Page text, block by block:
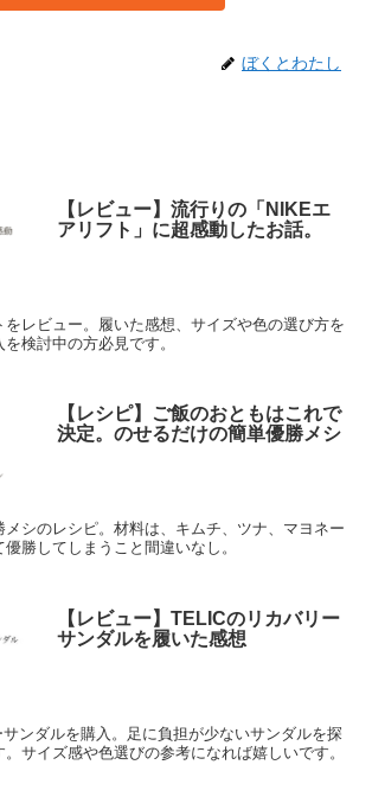
ぼくとわたし
【レビュー】流行りの「NIKEエ
アリフト」に超感動したお話。
レビュー。履いた感想、サイズや色の選び方を
検討中の方必見です。
【レシピ】ご飯のおともはこれで
決定。のせるだけの簡単優勝メシ
シのレシピ。材料は、キムチ、ツナ、マヨネー
勝してしまうこと間違いなし。
【レビュー】TELICのリカバリー
サンダルを履いた感想
ンダルを購入。足に負担が少ないサンダルを探
サイズ感や色選びの参考になれば嬉しいです。